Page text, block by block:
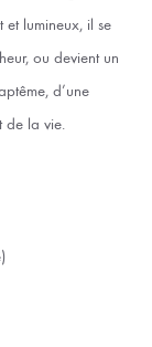
et lumineux, il se
ou devient un
d’une
de la vie.